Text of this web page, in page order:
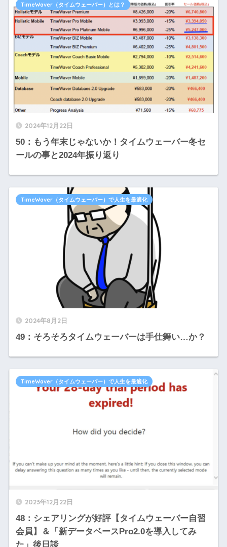
2024年12月22日
50：もう年末じゃないか！タイムウェーバー冬セ
ールの事と2024年振り返り
TimeWaver（タイムウェーバー）とは？
2024年8月2日
49：そろそろタイムウェーバーは手仕舞い…か？
TimeWaver（タイムウェーバー）で人生を最適化
2023年12月22日
48：シェアリングが好評【タイムウェーバー自習
会員】＆「新データベースPro2.0を導入してみ
た」後日談
TimeWaver（タイムウェーバー）で人生を最適化